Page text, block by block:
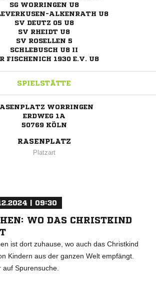
SG WORRINGEN U8
ALKENRATH U8
SV DEUTZ 05 U8
SV RHEIDT U8
SV ROSELLEN 5
SCHLEBUSCH U8 II
FISCHENICH 1930 E.V. U8
SPIELSTÄTTE
WORRINGEN
ERDWEG 1A
50769 KÖLN
RASENPLATZ
Platzart
| 09:30
WO DAS CHRISTKIND
ist dort zuhause, wo auch das Christkind
Kindern aus der ganzen Welt empfängt.
auf Spurensuche.